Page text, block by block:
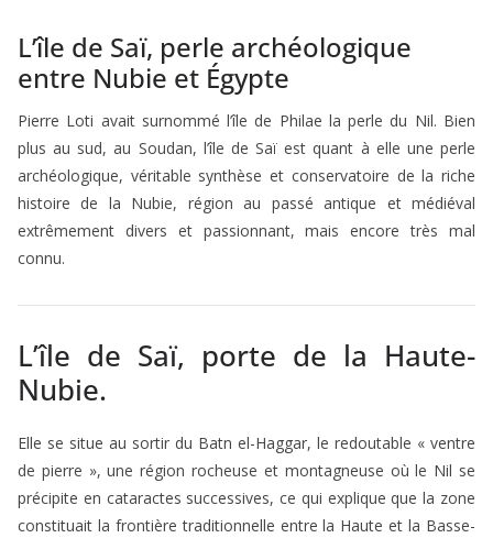
L’île de Saï, perle archéologique
entre Nubie et Égypte
Pierre Loti avait surnommé l’île de Philae la perle du Nil. Bien
plus au sud, au Soudan, l’île de Saï est quant à elle une perle
archéologique, véritable synthèse et conservatoire de la riche
histoire de la Nubie, région au passé antique et médiéval
extrêmement divers et passionnant, mais encore très mal
connu.
L’île de Saï, porte de la Haute-
Nubie.
Elle se situe au sortir du Batn el-Haggar, le redoutable « ventre
de pierre », une région rocheuse et montagneuse où le Nil se
précipite en cataractes successives, ce qui explique que la zone
constituait la frontière traditionnelle entre la Haute et la Basse-